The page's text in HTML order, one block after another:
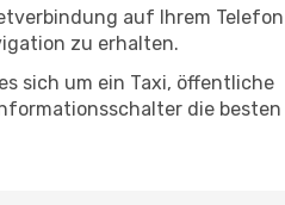
auf Ihrem
zu erhalten.
sich um ein Taxi, öffentliche
die besten